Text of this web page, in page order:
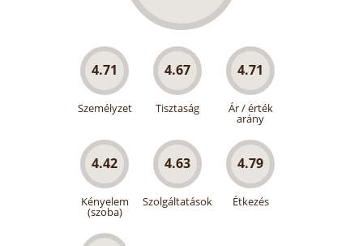
4.71
Személyzet
4.67
Tisztaság
4.71
Ár / érték
arány
4.42
Kényelem
(szoba)
4.63
Szolgáltatások
4.79
Étkezés